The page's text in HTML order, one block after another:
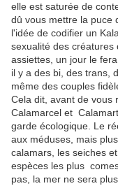
elle est saturée de
dû vous mettre la puce
l'idée de codifier un
sexualité des
assiettes, un jour le
il y a des bi, des trans,
même des couples
Cela dit, avant de vous
Calamarcel et
garde écologique. Le
aux méduses, mais
calamars, les seiches
espèces les plus
pas, la mer ne sera